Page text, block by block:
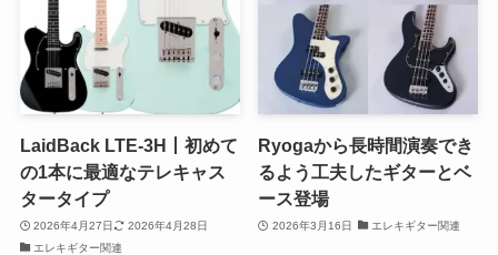
LaidBack LTE-3H丨初めて
の1本に最適なテレキャス
タータイプ
2026年4月27日
2026年4月28日
エレキギター関連
Ryogaから長時間演奏でき
るよう工夫したギターとベ
ース登場
2026年3月16日 エレキギター関連